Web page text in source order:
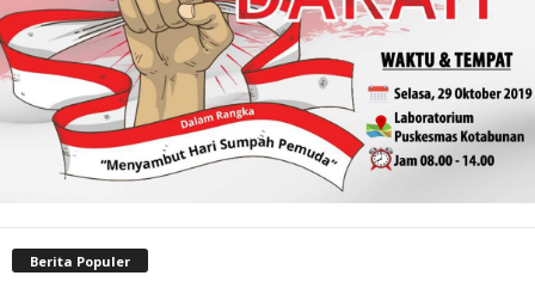
Berita Populer